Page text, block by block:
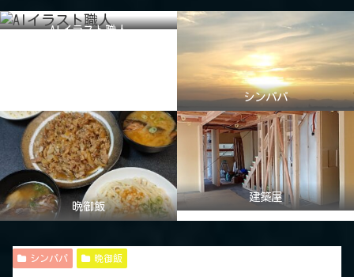
AIイラスト職人
シンパパ
晩御飯
建築屋
シンパパ 晩御飯